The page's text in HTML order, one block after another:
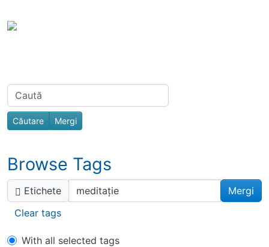
Related content
Find
Browse Tags
Etichete
Clear tags
With all selected tags